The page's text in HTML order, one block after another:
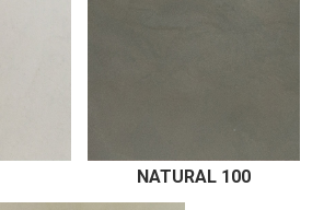
NATURAL 100